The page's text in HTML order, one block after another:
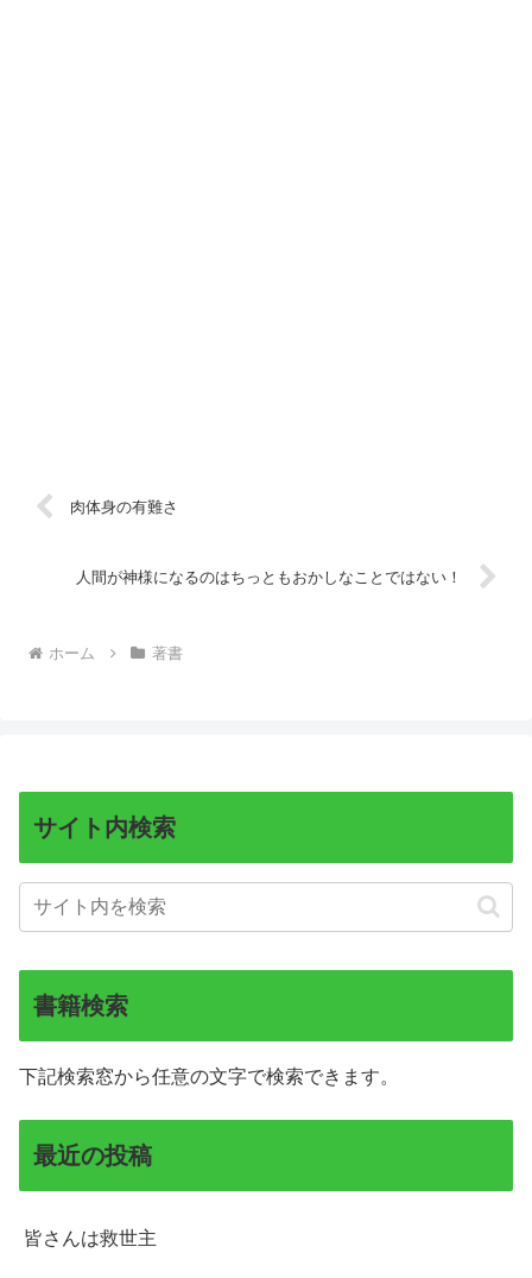
肉体身の有難さ
人間が神様になるのはちっともおかしなことではない！
ホーム 著書
サイト内検索
書籍検索
下記検索窓から任意の文字で検索できます。
最近の投稿
皆さんは救世主